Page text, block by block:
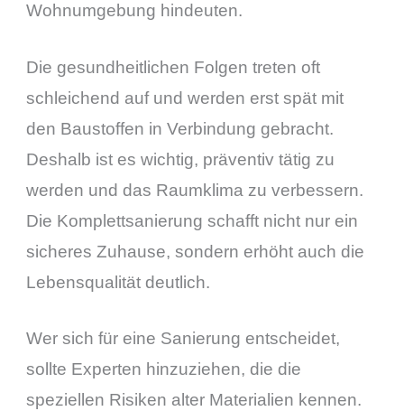
Wohnumgebung hindeuten.
Die gesundheitlichen Folgen treten oft
schleichend auf und werden erst spät mit
den Baustoffen in Verbindung gebracht.
Deshalb ist es wichtig, präventiv tätig zu
werden und das Raumklima zu verbessern.
Die Komplettsanierung schafft nicht nur ein
sicheres Zuhause, sondern erhöht auch die
Lebensqualität deutlich.
Wer sich für eine Sanierung entscheidet,
sollte Experten hinzuziehen, die die
speziellen Risiken alter Materialien kennen.